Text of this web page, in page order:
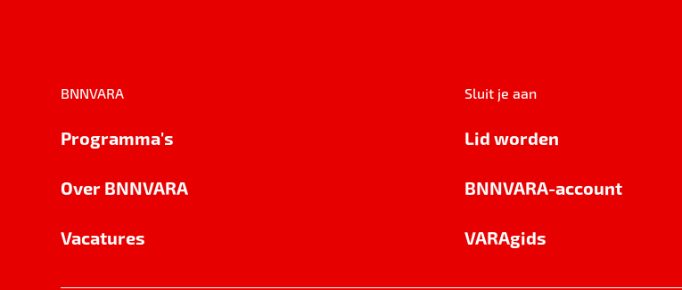
BNNVARA
Programma's
Over BNNVARA
Vacatures
Sluit je aan
Lid worden
BNNVARA-account
VARAgids